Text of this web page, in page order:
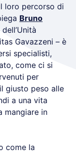
loro percorso di
Bruno
Gavazzeni – è
specialisti,
come ci si
per
giusto peso alle
a una vita
mangiare in
come la